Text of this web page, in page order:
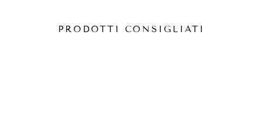
PRODOTTI CONSIGLIATI